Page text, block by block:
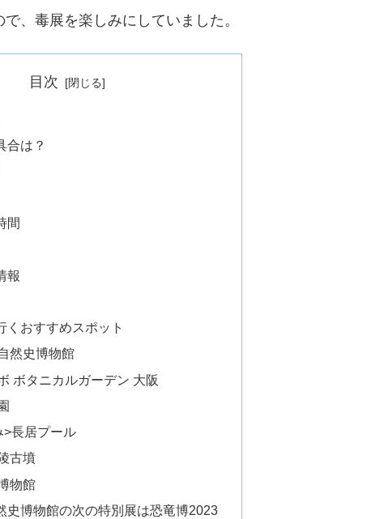
、毒展を楽しみにしていました。
目次
合は？
間
報
くおすすめスポット
然史博物館
ボタニカルガーデン 大阪
>長居プール
古墳
物館
史博物館の次の特別展は恐竜博2023